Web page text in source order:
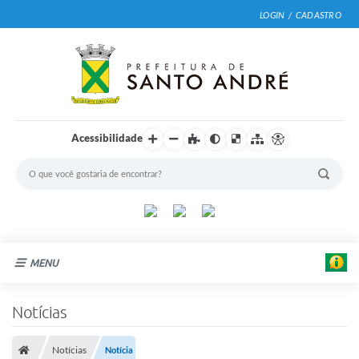
LOGIN / CADASTRO
Acessibilidade
MENU
Notícias
Notícias Notícia